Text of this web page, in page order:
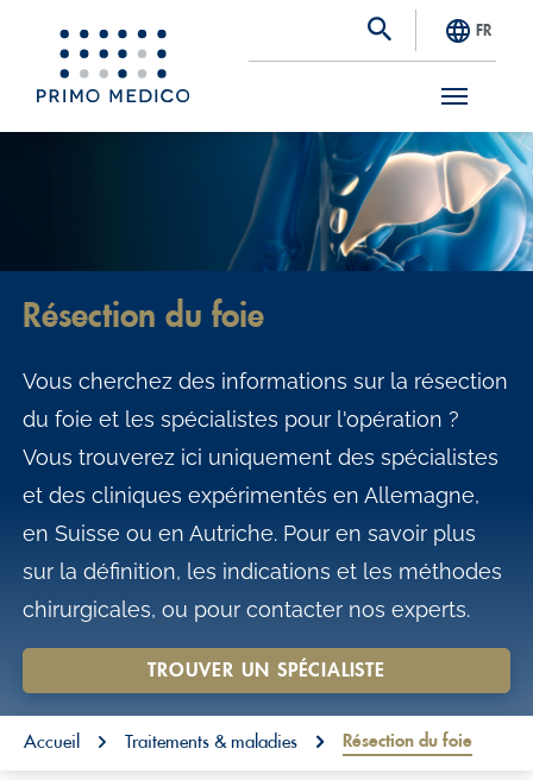
S
FR
Résection du foie
Vous cherchez des informations sur la résection
du foie et les spécialistes pour l'opération ?
Vous trouverez ici uniquement des spécialistes
et des cliniques expérimentés en Allemagne,
en Suisse ou en Autriche. Pour en savoir plus
sur la définition, les indications et les méthodes
chirurgicales, ou pour contacter nos experts.
TROUVER UN SPÉCIALISTE
You are here:
Accueil Traitements & maladies Résection du foie